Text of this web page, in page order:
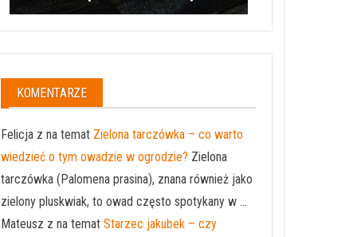
KOMENTARZE
Felicja z na temat Zielona tarczówka – co warto
wiedzieć o tym owadzie w ogrodzie? Zielona
tarczówka (Palomena prasina), znana również jako
zielony pluskwiak, to owad często spotykany w ...
Mateusz z na temat Starzec jakubek – czy